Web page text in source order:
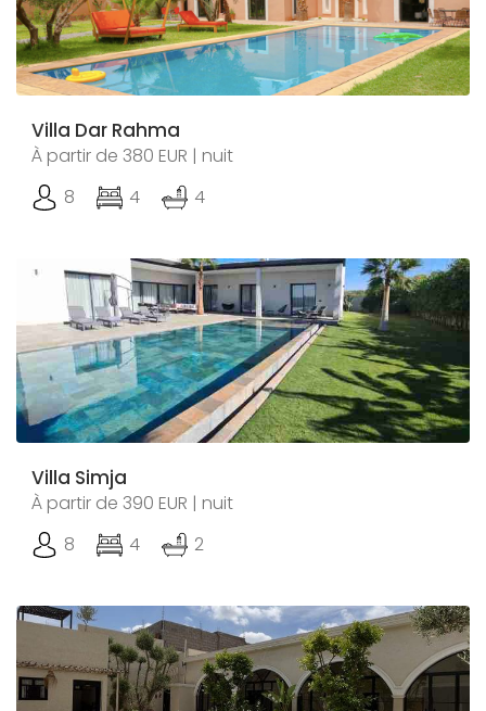
Villa Dar Rahma
À partir de 380 EUR | nuit
8
4 4
Villa Simja
À partir de 390 EUR | nuit
8
4 2